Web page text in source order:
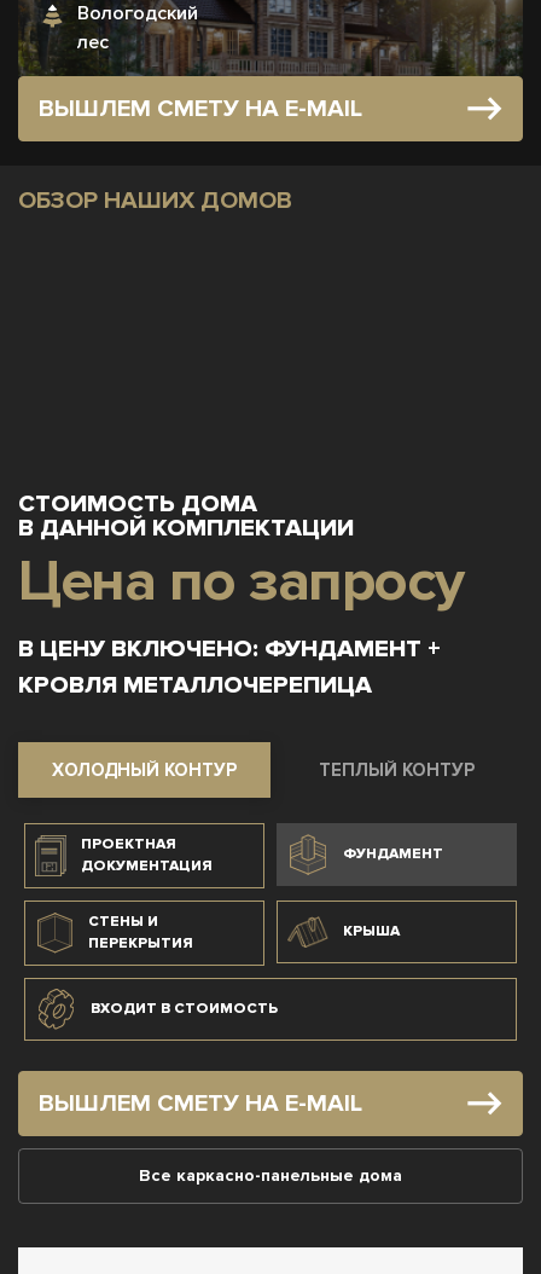
Вологодский
лес
ВЫШЛЕМ СМЕТУ НА E-MAIL
ОБЗОР НАШИХ ДОМОВ
СТОИМОСТЬ ДОМА
В ДАННОЙ КОМПЛЕКТАЦИИ
Цена по запросу
В ЦЕНУ ВКЛЮЧЕНО: ФУНДАМЕНТ +
КРОВЛЯ МЕТАЛЛОЧЕРЕПИЦА
ХОЛОДНЫЙ КОНТУР ТЕПЛЫЙ КОНТУР
ПРОЕКТНАЯ
ДОКУМЕНТАЦИЯ
ФУНДАМЕНТ
СТЕНЫ И
ПЕРЕКРЫТИЯ
КРЫША
ВХОДИТ В СТОИМОСТЬ
ВЫШЛЕМ СМЕТУ НА E-MAIL
Все каркасно-панельные дома